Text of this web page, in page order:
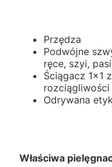
Przędza
Podwójne
ręce, szyi,
Ściągacz 1x1
rozciągliwości
Odrywana
Właściwa